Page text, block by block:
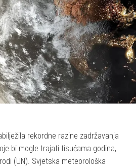
rekordne razine zadržavanja
bi mogle trajati tisućama godina,
(UN). Svjetska meteorološka